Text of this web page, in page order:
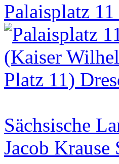
Palaisplatz
Sächsische
Jacob Krause